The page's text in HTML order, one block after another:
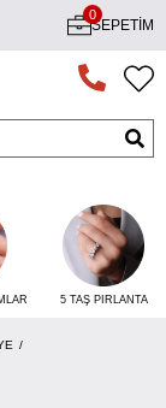
SEPETIM
0
5 TAŞ PIRLANTA